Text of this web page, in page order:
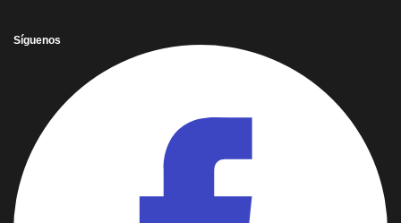
Síguenos